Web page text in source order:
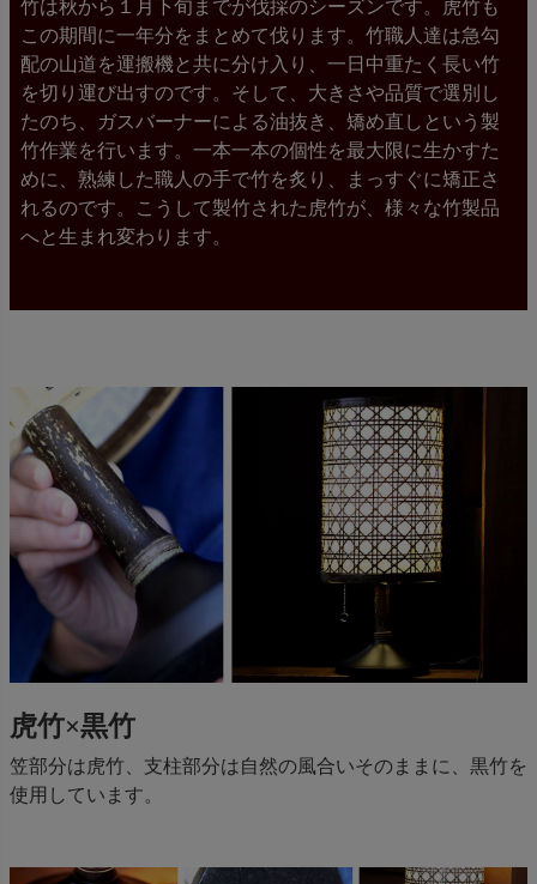
竹は秋から１月下旬までが伐採のシーズンです。虎竹も
この期間に一年分をまとめて伐ります。竹職人達は急勾
配の山道を運搬機と共に分け入り、一日中重たく長い竹
を切り運び出すのです。そして、大きさや品質で選別し
たのち、ガスバーナーによる油抜き、矯め直しという製
竹作業を行います。一本一本の個性を最大限に生かすた
めに、熟練した職人の手で竹を炙り、まっすぐに矯正さ
れるのです。こうして製竹された虎竹が、様々な竹製品
へと生まれ変わります。
虎竹×黒竹
笠部分は虎竹、支柱部分は自然の風合いそのままに、黒竹を
使用しています。